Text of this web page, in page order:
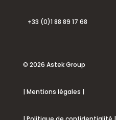
+33 (0)1 88 89 17 68
© 2026 Astek Group
| Mentions légales |